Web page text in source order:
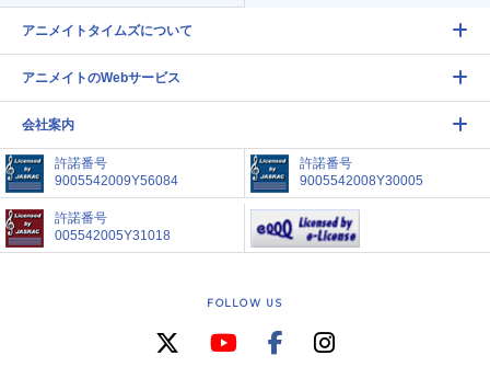
アニメイトタイムズについて
アニメイトのWebサービス
会社案内
許諾番号
9005542009Y56084
許諾番号
9005542008Y30005
許諾番号
005542005Y31018
FOLLOW US